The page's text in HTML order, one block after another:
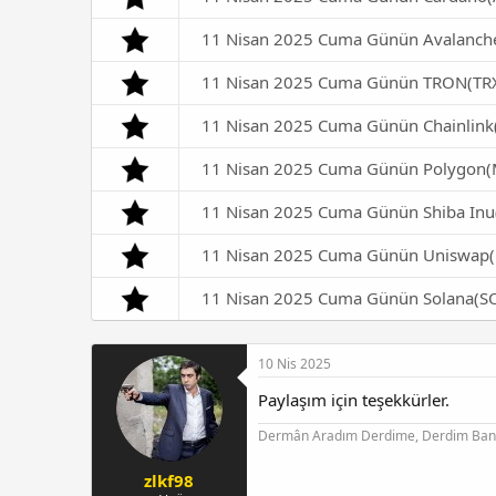
11 Nisan 2025 Cuma Günün
11 Nisan 2025 Cuma Günün
11 Nisan 2025 Cuma Günün
11 Nisan 2025 Cuma Günün
11 Nisan 2025 Cuma Günün Shiba
11 Nisan 2025 Cuma Günün
11 Nisan 2025 Cuma Günün
zlkf98
10 Nis 2025
Paylaşım için teşekkürler.
Dermân Aradım Derdime, Derdim